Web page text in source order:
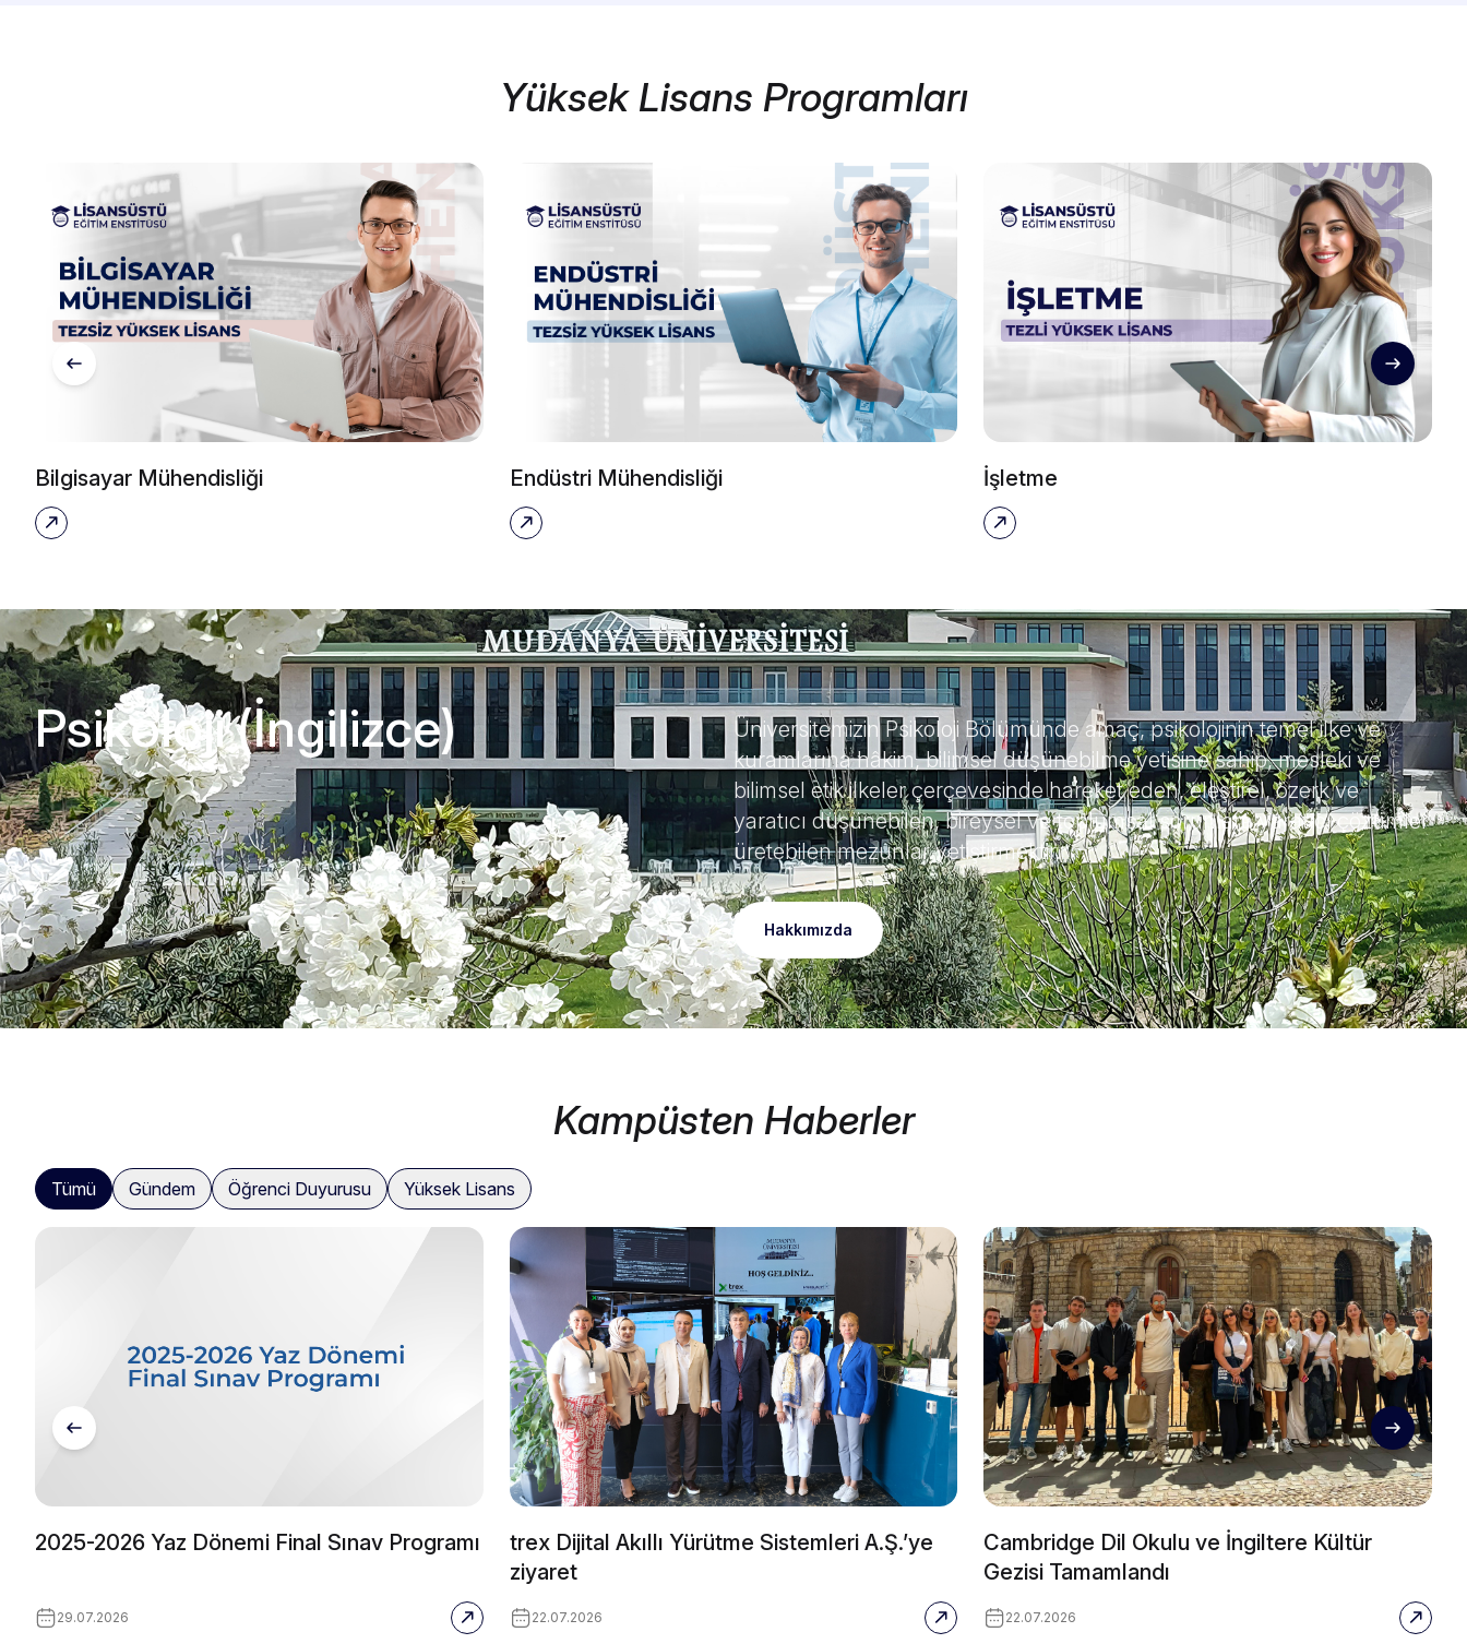
Yüksek Lisans Programları
Bilgisayar Mühendisliği Endüstri Mühendisliği İşletme
Psikoloji (İngilizce)
Üniversitemizin Psikoloji Bölümünde amaç, psikolojinin temel ilke ve
kuramlarına hâkim, bilimsel düşünebilme yetisine sahip, mesleki ve
bilimsel etik ilkeler çerçevesinde hareket eden, eleştirel, özerk ve
yaratıcı düşünebilen, bireysel ve toplumsal sorunlara yaratıcı çözümler
üretebilen mezunlar yetiştirmektir.
Hakkımızda
Kampüsten Haberler
Tümü Gündem Öğrenci Duyurusu Yüksek Lisans
2025-2026 Yaz Dönemi Final Sınav Programı
29.07.2026
trex Dijital Akıllı Yürütme Sistemleri A.Ş.’ye
ziyaret
22.07.2026
Cambridge Dil Okulu ve İngiltere Kültür
Gezisi Tamamlandı
22.07.2026